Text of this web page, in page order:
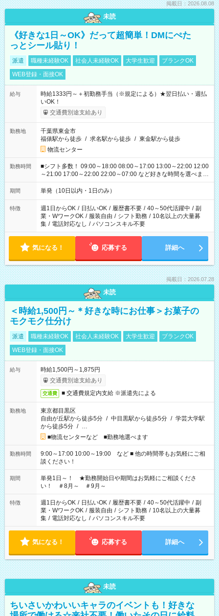
掲載日：2026.08.08
未読
《好きな1日～OK》だって超簡単！DMにぺた
っとシール貼り！
派遣 職種未経験OK 社会人未経験OK 大学生歓迎
ブランクOK
WEB登録・面接OK
給与
時給1333円～＋初勤務手当（※規定による）★翌日払い・週払
いOK！
交通費別途支給あり
勤務地
千葉県東金市
福俵駅から徒歩 / 求名駅から徒歩 / 東金駅から徒歩
物流センター
勤務時間
■シフト多数！ 09:00～18:00 08:00～17:00 13:00～22:00 12:00
～21:00 17:00～22:00 22:00～07:00 など好きな時間を選べま
す！
期間 単発（10日以内・1日のみ）
特徴 週1日からOK / 日払いOK / 履歴書不要 / 40～50代活躍中 / 副
業・WワークOK / 服装自由 / シフト勤務 / 10名以上の大量募
集 / 電話対応なし / パソコンスキル不要
気になる！ 応募する 詳細へ
掲載日：2026.07.28
未読
＜時給1,500円～＊好きな時にお仕事＞お菓子の
モクモク仕分け
派遣 職種未経験OK 社会人未経験OK 大学生歓迎
ブランクOK
WEB登録・面接OK
給与
時給1,500円～1,875円
交通費別途支給あり
交通費 ■ 交通費規定内支給 ※派遣先による
勤務地
東京都目黒区
自由が丘駅から徒歩5分 / 中目黒駅から徒歩5分 / 学芸大学駅
から徒歩5分 / …
■物流センターなど ■勤務地選べます
勤務時間
9:00～17:00 10:00～19:00 など ■ 他の時間帯もお気軽にご相
談ください！
期間
単発1日～！ ★勤務開始日や期間はお気軽にご相談くださ
い！ ＃8月～ ＃9月～
特徴 週1日からOK / 日払いOK / 履歴書不要 / 40～50代活躍中 / 副
業・WワークOK / 服装自由 / シフト勤務 / 10名以上の大量募
集 / 電話対応なし / パソコンスキル不要
気になる！ 応募する 詳細へ
未読
ちいさいかわいいキャラのイベントも！好きな